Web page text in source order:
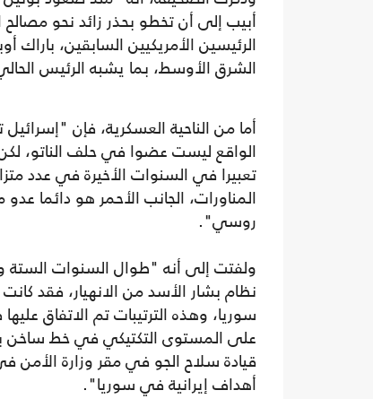
أبيب إلى أن تخطو بحذر زائد نحو
الرئيسين الأمريكيين السابقين، باراك
الشرق الأوسط، بما يشبه الرئيس
أما من الناحية العسكرية، فإن
الواقع ليست عضوا في حلف الناتو،
تعبيرا في السنوات الأخيرة في عدد
المناورات، الجانب الأحمر هو دائما
روسي".
ولفتت إلى أنه "طوال السنوات الستة
نظام بشار الأسد من الانهيار، فقد
سوريا، وهذه الترتيبات تم الاتفاق
على المستوى التكتيكي في خط ساخن
قيادة سلاح الجو في مقر وزارة
أهداف إيرانية في سوريا".